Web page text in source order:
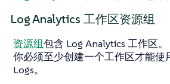
Log Analytics 工作区资源组
资源组包含 Log Analytics 工作区。
你必须至少创建一个工作区才能使
Logs。